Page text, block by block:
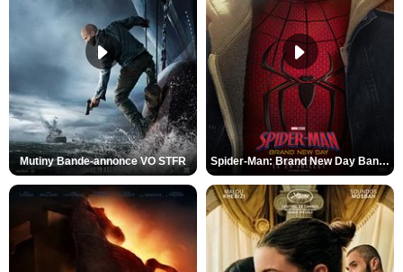
Mutiny Bande-annonce VO STFR Spider-Man: Brand New Day Bande-annonce VO STFR